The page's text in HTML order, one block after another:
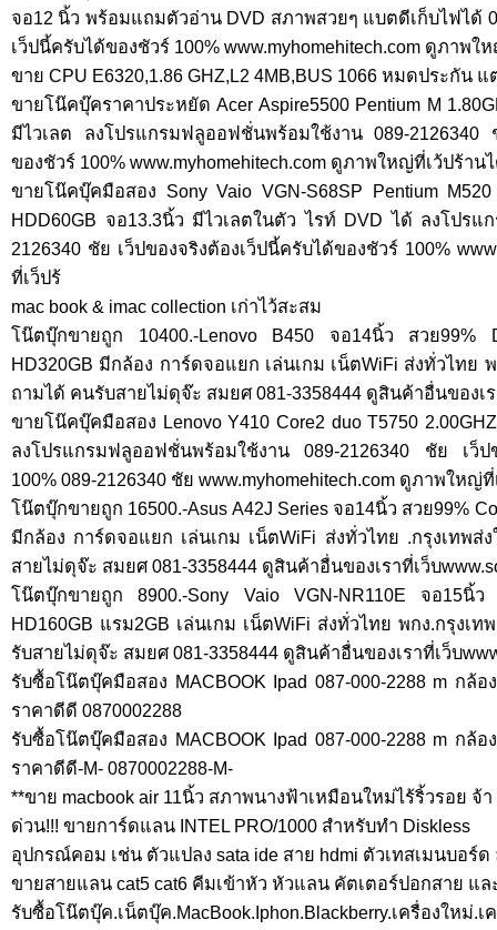
จอ12 นิ้ว พร้อมแถมตัวอ่าน DVD สภาพสวยๆ แบตดีเก็บไฟได้
เว็ปนี้ครับได้ของชัวร์ 100% www.myhomehitech.com ดูภาพใ
ขาย CPU E6320,1.86 GHZ,L2 4MB,BUS 1066 หมดประกัน
ขายโน๊คบุ๊คราคาประหยัด Acer Aspire5500 Pentium M
มีไวเลต ลงโปรแกรมฟลูออฟชั่นพร้อมใช้งาน 089-2126340
ของชัวร์ 100% www.myhomehitech.com ดูภาพใหญ่ที่เว้ปร้าน
ขายโน๊คบุ๊คมือสอง Sony Vaio VGN-S68SP Pentium
HDD60GB จอ13.3นิ้ว มีไวเลตในตัว ไรท์ DVD ได้ ลงโปร
2126340 ชัย เว็ปของจริงต้องเว็ปนี้ครับได้ของชัวร์ 100%
ที่เว็ปร้
mac book & imac collection เก่าไว้สะสม
โน๊ตบุ๊กขายถูก 10400.-Lenovo B450 จอ14นิ้ว สวย99%
HD320GB มีกล้อง การ์ดจอแยก เล่นเกม เน็ตWiFi ส่งทั่วไทย
ถามได้ คนรับสายไม่ดุจ๊ะ สมยศ 081-3358444 ดูสินค้าอื่นของเร
ขายโน๊คบุ๊คมือสอง Lenovo Y410 Core2 duo T5750
ลงโปรแกรมฟลูออฟชั่นพร้อมใช้งาน 089-2126340 ชัย เว็ป
100% 089-2126340 ชัย www.myhomehitech.com ดูภาพใหญ่
โน๊ตบุ๊กขายถูก 16500.-Asus A42J Series จอ14นิ้ว สวย99%
มีกล้อง การ์ดจอแยก เล่นเกม เน็ตWiFi ส่งทั่วไทย .กรุงเทพส่
สายไม่ดุจ๊ะ สมยศ 081-3358444 ดูสินค้าอื่นของเราที่เว็บ
โน๊ตบุ๊กขายถูก 8900.-Sony Vaio VGN-NR110E จอ15นิ้
HD160GB แรม2GB เล่นเกม เน็ตWiFi ส่งทั่วไทย พกง.กรุงเ
รับสายไม่ดุจ๊ะ สมยศ 081-3358444 ดูสินค้าอื่นของเราที่เว็บ
รับซื้อโน๊ตบุ๊คมือสอง MACBOOK Ipad 087-000-2288 m กล้อ
ราคาดีดี 0870002288
รับซื้อโน๊ตบุ๊คมือสอง MACBOOK Ipad 087-000-2288 m กล้อ
ราคาดีดี-M- 0870002288-M-
**ขาย macbook air 11นิ้ว สภาพนางฟ้าเหมือนใหม่ไร้ริ้วรอย จ้า
ด่วน!!! ขายการ์ดแลน INTEL PRO/1000 สำหรับทำ Diskless
อุปกรณ์คอม เช่น ตัวแปลง sata ide สาย hdmi ตัวเทสเมนบอร์
ขายสายแลน cat5 cat6 คีมเข้าหัว หัวแลน คัตเตอร์ปอกสาย แ
รับซื้อโน๊ตบุ๊ค.เน็ตบุ๊ค.MacBook.Iphon.Blackberry.เครื่องใ